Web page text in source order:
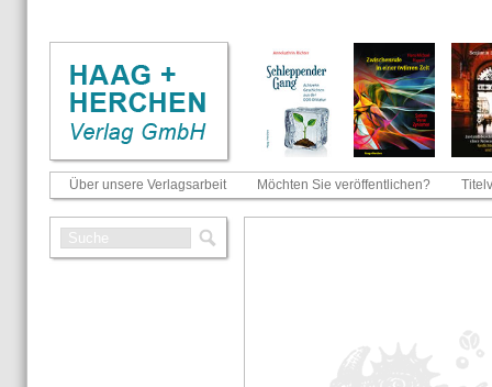
Über unsere Verlagsarbeit Möchten Sie veröffentlichen?